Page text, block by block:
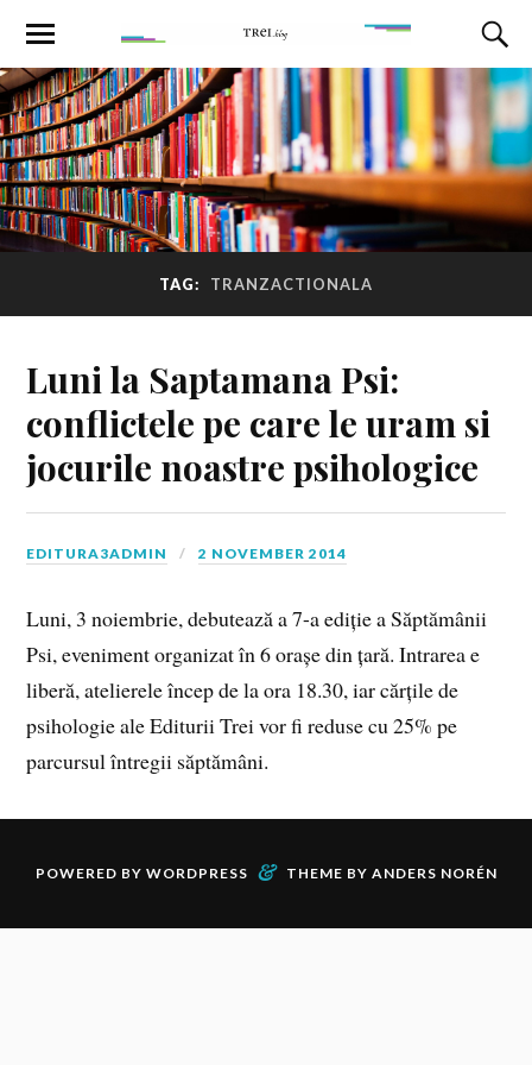
TAG: TRANZACTIONALA
Luni la Saptamana Psi:
conflictele pe care le uram si
jocurile noastre psihologice
EDITURA3ADMIN 2 NOVEMBER 2014
Luni, 3 noiembrie, debutează a 7-a ediție a Săptămânii
Psi, eveniment organizat în 6 orașe din țară. Intrarea e
liberă, atelierele încep de la ora 18.30, iar cărțile de
psihologie ale Editurii Trei vor fi reduse cu 25% pe
parcursul întregii săptămâni.
POWERED BY WORDPRESS & THEME BY ANDERS NORÉN